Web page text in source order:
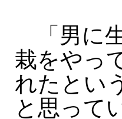
「男に
栽をやっ
れたとい
と思って